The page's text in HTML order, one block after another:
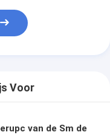
Voor
van de Sm de